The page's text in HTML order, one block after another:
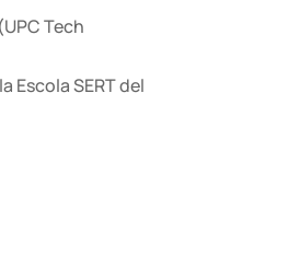
Tech
Escola SERT del